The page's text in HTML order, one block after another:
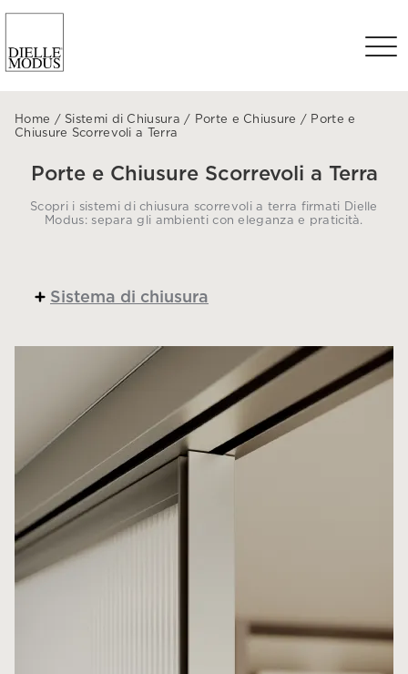
Home / Sistemi di Chiusura / Porte e Chiusure / Porte e
Chiusure Scorrevoli a Terra
Porte e Chiusure Scorrevoli a Terra
Scopri i sistemi di chiusura scorrevoli a terra firmati Dielle
Modus: separa gli ambienti con eleganza e praticità.
Sistema di chiusura